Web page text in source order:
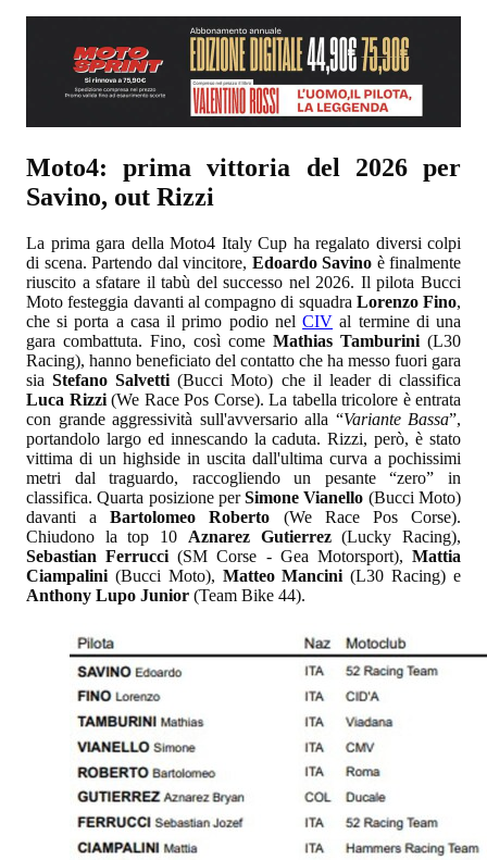
Moto4: prima vittoria del 2026 per
Savino, out Rizzi
La prima gara della Moto4 Italy Cup ha regalato diversi colpi
di scena. Partendo dal vincitore, Edoardo Savino è finalmente
riuscito a sfatare il tabù del successo nel 2026. Il pilota Bucci
Moto festeggia davanti al compagno di squadra Lorenzo Fino,
che si porta a casa il primo podio nelCIV al termine di una
gara combattuta. Fino, così come Mathias Tamburini (L30
Racing), hanno beneficiato del contatto che ha messo fuori gara
siaStefano Salvetti (Bucci Moto) che il leader di classifica
Luca Rizzi(We Race Pos Corse). La tabella tricolore è entrata
con grande aggressività sull'avversario alla “Variante Bassa”,
portandolo largo ed innescando la caduta. Rizzi, però, è stato
vittima di un highside in uscita dall'ultima curva a pochissimi
metri dal traguardo, raccogliendo un pesante “zero” in
classifica. Quarta posizione perSimone Vianello (Bucci Moto)
davanti aBartolomeo Roberto (We Race Pos Corse).
Chiudono la top 10 Aznarez Gutierrez(Lucky Racing),
Sebastian Ferrucci (SM Corse - Gea Motorsport),Mattia
Ciampalini (Bucci Moto), Matteo Mancini (L30 Racing) e
Anthony Lupo Junior (Team Bike 44).